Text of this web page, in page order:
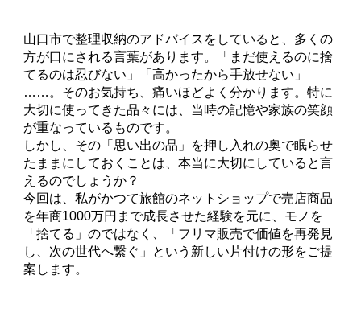
山口市で整理収納のアドバイスをしていると、多くの
方が口にされる言葉があります。「まだ使えるのに捨
てるのは忍びない」「高かったから手放せない」
……。そのお気持ち、痛いほどよく分かります。特に
大切に使ってきた品々には、当時の記憶や家族の笑顔
が重なっているものです。
しかし、その「思い出の品」を押し入れの奥で眠らせ
たままにしておくことは、本当に大切にしていると言
えるのでしょうか？
今回は、私がかつて旅館のネットショップで売店商品
を年商1000万円まで成長させた経験を元に、モノを
「捨てる」のではなく、「フリマ販売で価値を再発見
し、次の世代へ繋ぐ」という新しい片付けの形をご提
案します。